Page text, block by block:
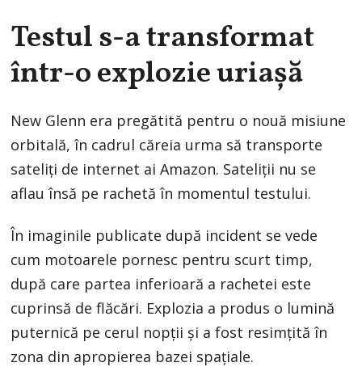
Testul s-a transformat
într-o explozie uriașă
New Glenn era pregătită pentru o nouă misiune
orbitală, în cadrul căreia urma să transporte
sateliți de internet ai Amazon. Sateliții nu se
aflau însă pe rachetă în momentul testului.
În imaginile publicate după incident se vede
cum motoarele pornesc pentru scurt timp,
după care partea inferioară a rachetei este
cuprinsă de flăcări. Explozia a produs o lumină
puternică pe cerul nopții și a fost resimțită în
zona din apropierea bazei spațiale.